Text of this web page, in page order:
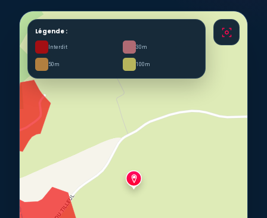
Légende :
Interdit 30m
50m 100m